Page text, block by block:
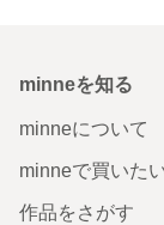
minneを知る
minneについて
minneで買いた
作品をさがす